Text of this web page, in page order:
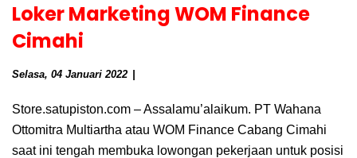
Loker Marketing WOM Finance
Cimahi
Selasa, 04 Januari 2022
Store.satupiston.com – Assalamu’alaikum. PT Wahana
Ottomitra Multiartha atau WOM Finance Cabang Cimahi
saat ini tengah membuka lowongan pekerjaan untuk posisi